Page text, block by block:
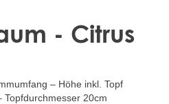
- Citrus
– Höhe inkl. Topf
Topfdurchmesser 20cm